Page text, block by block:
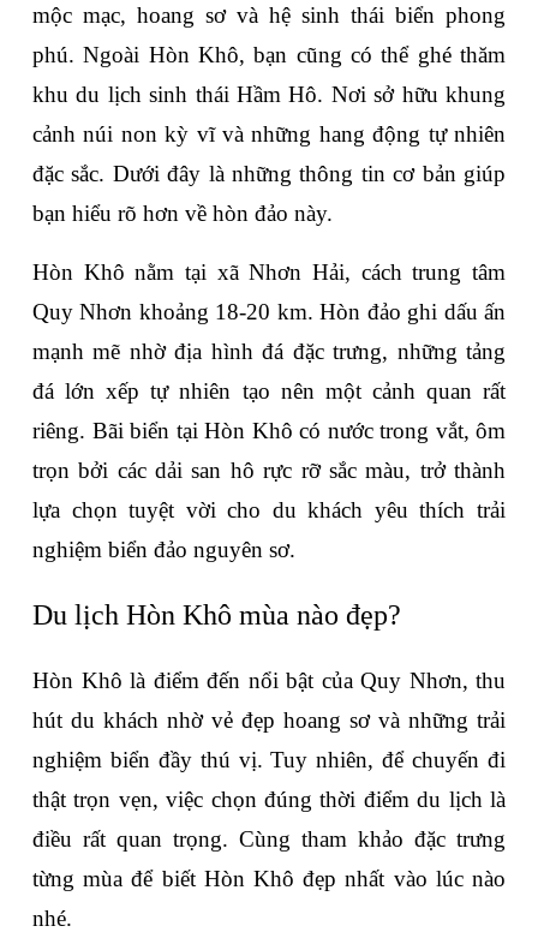
mộc mạc, hoang sơ và hệ sinh thái biển phong
phú. Ngoài Hòn Khô, bạn cũng có thể ghé thăm
khu du lịch sinh thái Hầm Hô. Nơi sở hữu khung
cảnh núi non kỳ vĩ và những hang động tự nhiên
đặc sắc. Dưới đây là những thông tin cơ bản giúp
bạn hiểu rõ hơn về hòn đảo này.
Hòn Khô nằm tại xã Nhơn Hải, cách trung tâm
Quy Nhơn khoảng 18-20 km. Hòn đảo ghi dấu ấn
mạnh mẽ nhờ địa hình đá đặc trưng, những tảng
đá lớn xếp tự nhiên tạo nên một cảnh quan rất
riêng. Bãi biển tại Hòn Khô có nước trong vắt, ôm
trọn bởi các dải san hô rực rỡ sắc màu, trở thành
lựa chọn tuyệt vời cho du khách yêu thích trải
nghiệm biển đảo nguyên sơ.
Du lịch Hòn Khô mùa nào đẹp?
Hòn Khô là điểm đến nổi bật của Quy Nhơn, thu
hút du khách nhờ vẻ đẹp hoang sơ và những trải
nghiệm biển đầy thú vị. Tuy nhiên, để chuyến đi
thật trọn vẹn, việc chọn đúng thời điểm du lịch là
điều rất quan trọng. Cùng tham khảo đặc trưng
từng mùa để biết Hòn Khô đẹp nhất vào lúc nào
nhé.